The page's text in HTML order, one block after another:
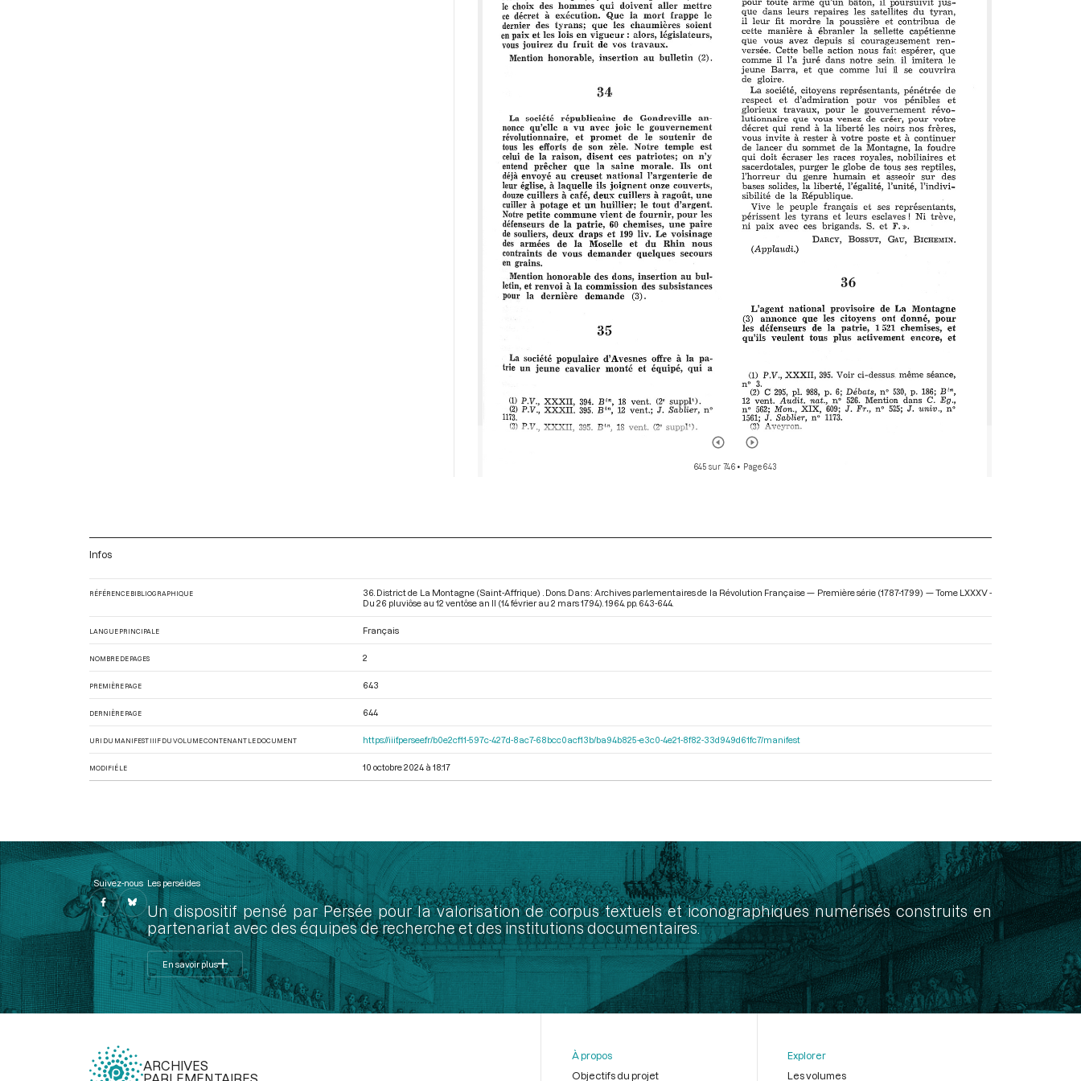
645 sur 746• Page 643
Infos
RÉFÉRENCE BIBLIOGRAPHIQUE
36. District de La Montagne (Saint-Affrique) . Dons. Dans : Archives parlementaires de la Révolution Française — Première série (1787-1799) — Tome LXXXV -
Du 26 pluviôse au 12 ventôse an II (14 février au 2 mars 1794) . 1964. pp. 643-644.
LANGUE PRINCIPALE Français
NOMBRE DE PAGES 2
PREMIÈRE PAGE 643
DERNIÈRE PAGE 644
URI DU MANIFEST IIIF DU VOLUME CONTENANT LE DOCUMENT https://iiif.persee.fr/b0e2cf11-597c-427d-8ac7-68bcc0acf13b/ba94b825-e3c0-4e21-8f82-33d949d61fc7/manifest
MODIFIÉ LE 10 octobre 2024 à 18:17
Suivez-nous Les perséides
Un dispositif pensé par Persée pour la valorisation de corpus textuels et iconographiques numérisés construits en
partenariat avec des équipes de recherche et des institutions documentaires.
En savoir plus
ARCHIVES
À propos
Objectifs du projet
Explorer
Les volumes